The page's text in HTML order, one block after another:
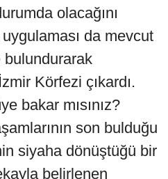
olacağını
da mevcut
bulundurarak
Körfezi çıkardı.
bakar mısınız?
son bulduğu
siyaha dönüştüğü bir
belirlenen